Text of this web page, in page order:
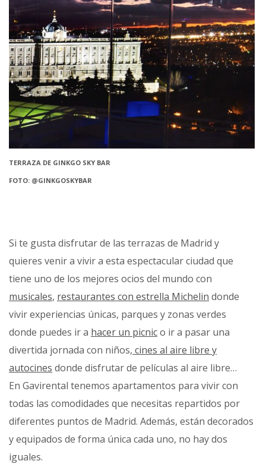
TERRAZA DE GINKGO SKY BAR
FOTO: @GINKGOSKYBAR
Si te gusta disfrutar de las terrazas de Madrid y
quieres venir a vivir a esta espectacular ciudad que
tiene uno de los mejores ocios del mundo con
musicales, restaurantes con estrella Michelin donde
vivir experiencias únicas, parques y zonas verdes
donde puedes ir a hacer un picnico ir a pasar una
divertida jornada con niños, cines al aire libre y
autocines donde disfrutar de películas al aire libre…
En Gavirental tenemos apartamentos para vivir con
todas las comodidades que necesitas repartidos por
diferentes puntos de Madrid. Además, están decorados
y equipados de forma única cada uno, no hay dos
iguales.